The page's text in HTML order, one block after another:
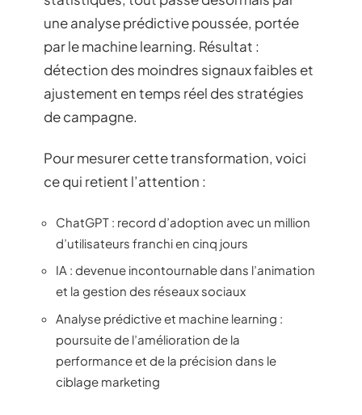
une analyse prédictive poussée, portée
par le machine learning. Résultat :
détection des moindres signaux faibles et
ajustement en temps réel des stratégies
de campagne.
Pour mesurer cette transformation, voici
ce qui retient l’attention :
ChatGPT : record d’adoption avec un million
d’utilisateurs franchi en cinq jours
IA : devenue incontournable dans l’animation
et la gestion des réseaux sociaux
Analyse prédictive et machine learning :
poursuite de l’amélioration de la
performance et de la précision dans le
ciblage marketing